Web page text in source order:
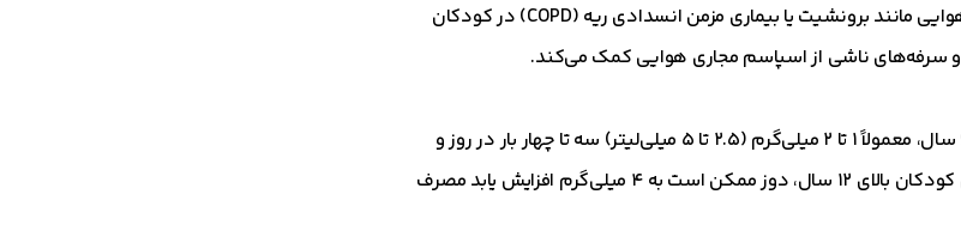
شربت سالبوتامول عمدتاً برای درمان آسم و سایر بیماری‌های انسدادی مجاری هوایی مانند برونشیت یا بیماری مزمن انسدادی ریه (COPD) در کودکان
و سرفه‌های ناشی از اسپاسم مجاری هوایی کمک می‌کند.
دوز شربت سالبوتامول به سن و شدت بیماری بستگی دارد. برای کودکان ۲ تا ۶ سال، معمولاً ۱ تا ۲ میلی‌گرم (۲.۵ تا ۵ میلی‌لیتر) سه تا چهار بار در روز و
برای کودکان ۶ تا ۱۲ سال، ۲ میلی‌گرم سه تا چهار بار در روز توصیه می‌شود. برای کودکان بالای ۱۲ سال، دوز ممکن است به ۴ میلی‌گرم افزایش یابد مصرف